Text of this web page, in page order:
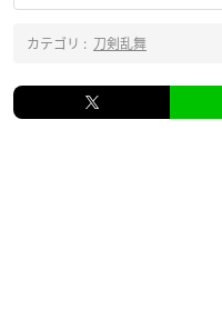
カテゴリ : 刀剣乱舞